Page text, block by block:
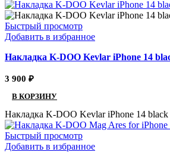
Быстрый просмотр
Добавить в избранное
Накладка K-DOO Kevlar iPhone 14
3 900 ₽
В КОРЗИНУ
Накладка K-DOO Kevlar iPhone 14
Быстрый просмотр
Добавить в избранное